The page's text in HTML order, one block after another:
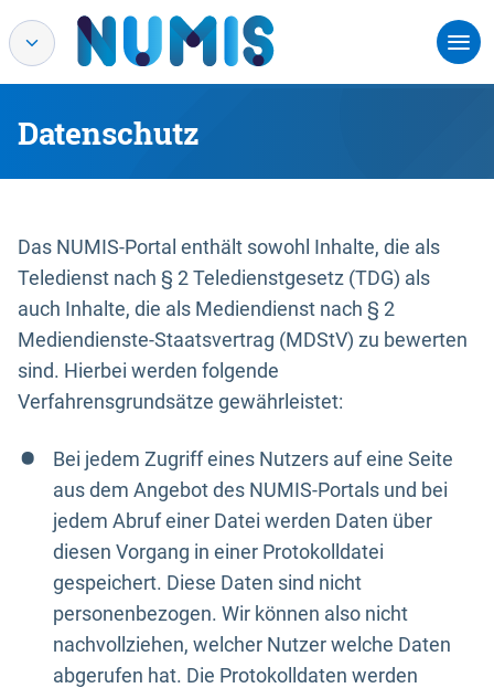
Datenschutz
Das NUMIS-Portal enthält sowohl Inhalte, die als
Teledienst nach § 2 Teledienstgesetz (TDG) als
auch Inhalte, die als Mediendienst nach § 2
Mediendienste-Staatsvertrag (MDStV) zu bewerten
sind. Hierbei werden folgende
Verfahrensgrundsätze gewährleistet:
Bei jedem Zugriff eines Nutzers auf eine Seite
aus dem Angebot des NUMIS-Portals und bei
jedem Abruf einer Datei werden Daten über
diesen Vorgang in einer Protokolldatei
gespeichert. Diese Daten sind nicht
personenbezogen. Wir können also nicht
nachvollziehen, welcher Nutzer welche Daten
abgerufen hat. Die Protokolldaten werden